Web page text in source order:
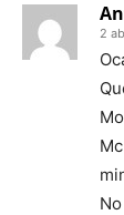
2